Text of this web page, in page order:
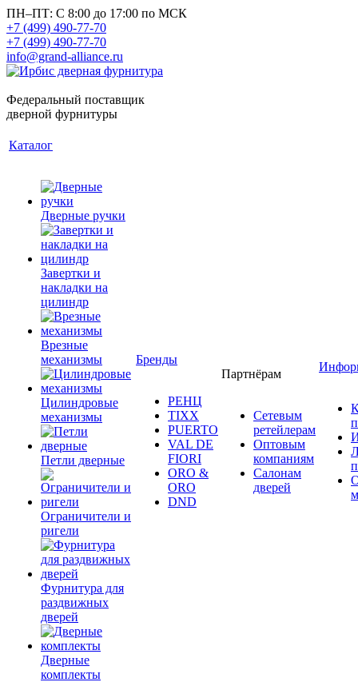
ПН–ПТ: С 8:00 до 17:00 по МСК
+7 (499) 490-77-70
+7 (499) 490-77-70
info@grand-alliance.ru
Федеральный поставщик
дверной фурнитуры
Каталог
Дверные ручки
Завертки и
накладки на
цилиндр
Врезные
механизмы
Цилиндровые
механизмы
Петли дверные
Ограничители и
ригели
Фурнитура для
раздвижных
дверей
Дверные
комплекты
Бренды
РЕНЦ
TIXX
PUERTO
VAL DE
FIORI
ORO &
ORO
DND
Партнёрам
Сетевым
ретейлерам
Оптовым
компаниям
Салонам
дверей